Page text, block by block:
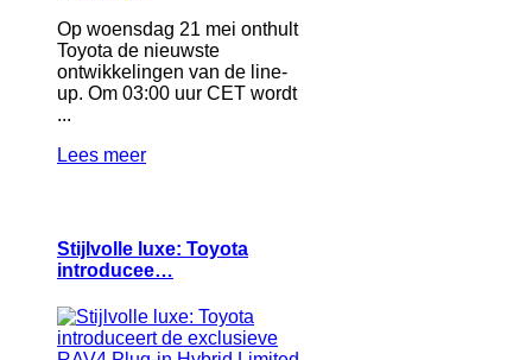
Op woensdag 21 mei onthult
Toyota de nieuwste
ontwikkelingen van de line-
up. Om 03:00 uur CET wordt
...
Lees meer
Stijlvolle luxe: Toyota
introducee…